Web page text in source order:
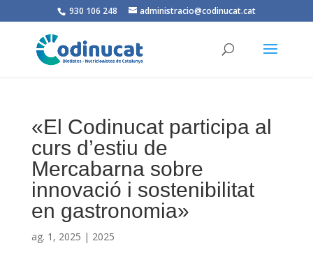
930 106 248 administracio@codinucat.cat
«El Codinucat participa al
curs d’estiu de
Mercabarna sobre
innovació i sostenibilitat
en gastronomia»
ag. 1, 2025 | 2025